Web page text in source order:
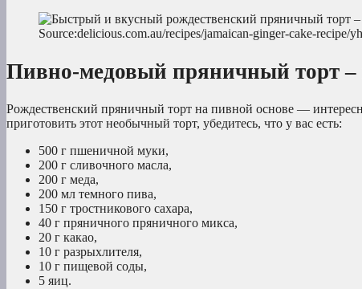
Source:delicious.com.au/recipes/jamaican-ginger-cake-recipe/
Пивно-медовый пряничный торт –
Рождественский пряничный торт на пивной основе —
приготовить этот необычный торт, убедитесь, что у вас есть:
500 г пшеничной муки,
200 г сливочного масла,
200 г меда,
200 мл темного пива,
150 г тростникового сахара,
40 г пряничного пряничного микса,
20 г какао,
10 г разрыхлителя,
10 г пищевой соды,
5 яиц.